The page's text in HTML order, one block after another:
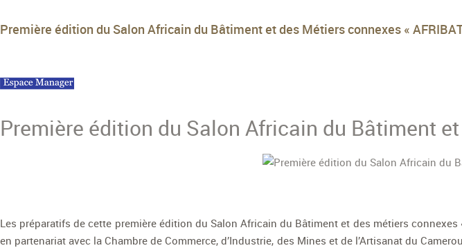
Première édition du Salon Africain du Bâtiment et des Métiers connexes «
Première édition du Salon Africain du Bâtiment
Les préparatifs de cette première édition du Salon Africain du Bâtiment et des métiers
en partenariat avec la Chambre de Commerce, d’Industrie, des Mines et de l’Artisanat du